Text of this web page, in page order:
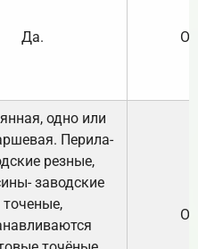
Да.
одно или
Перила-
резные,
заводские
точеные,